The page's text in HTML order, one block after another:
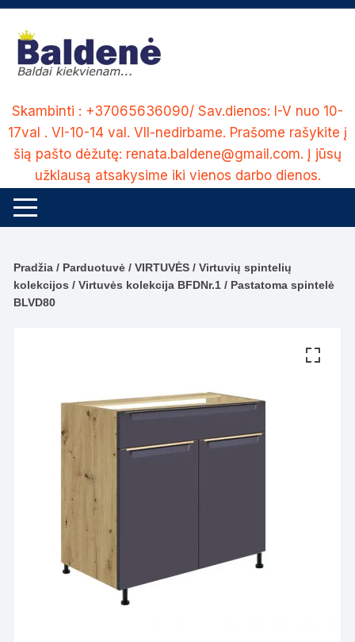
Skip
content
Skambinti : +37065636090/ Sav.dienos: I-V nuo 10-
17val . VI-10-14 val. VII-nedirbame. Prašome rašykite į
šią pašto dėžutę: renata.baldene@gmail.com. Į jūsų
užklausą atsakysime iki vienos darbo dienos.
Pradžia / Parduotuvė /VIRTUVĖS /Virtuvių spintelių
kolekcijos /Virtuvės kolekcija BFDNr.1 / Pastatoma spintelė
BLVD80